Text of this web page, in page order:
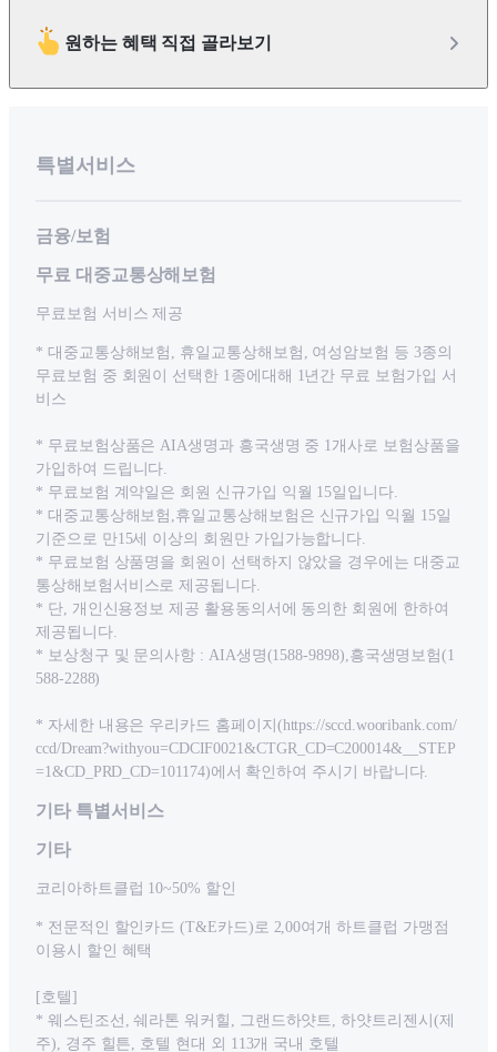
원하는 혜택 직접 골라보기
특별서비스
금융/보험
무료 대중교통상해보험
무료보험 서비스 제공
* 대중교통상해보험, 휴일교통상해보험, 여성암보험 등 3종의
무료보험 중 회원이 선택한 1종에대해 1년간 무료 보험가입 서
비스
* 무료보험상품은 AIA생명과 흥국생명 중 1개사로 보험상품을
가입하여 드립니다.
* 무료보험 계약일은 회원 신규가입 익월 15일입니다.
* 대중교통상해보험,휴일교통상해보험은 신규가입 익월 15일
기준으로 만15세 이상의 회원만 가입가능합니다.
* 무료보험 상품명을 회원이 선택하지 않았을 경우에는 대중교
통상해보험서비스로 제공됩니다.
* 단, 개인신용정보 제공 활용동의서에 동의한 회원에 한하여
제공됩니다.
* 보상청구 및 문의사항 : AIA생명(1588-9898),흥국생명보험(1
588-2288)
* 자세한 내용은 우리카드 홈페이지(https://sccd.wooribank.com/
ccd/Dream?withyou=CDCIF0021&CTGR_CD=C200014&__STEP
=1&CD_PRD_CD=101174)에서 확인하여 주시기 바랍니다.
기타 특별서비스
기타
코리아하트클럽 10~50% 할인
* 전문적인 할인카드 (T&E카드)로 2,00여개 하트클럽 가맹점
이용시 할인 혜택
[호텔]
* 웨스틴조선, 쉐라톤 워커힐, 그랜드하얏트, 하얏트리젠시(제
주), 경주 힐튼, 호텔 현대 외 113개 국내 호텔